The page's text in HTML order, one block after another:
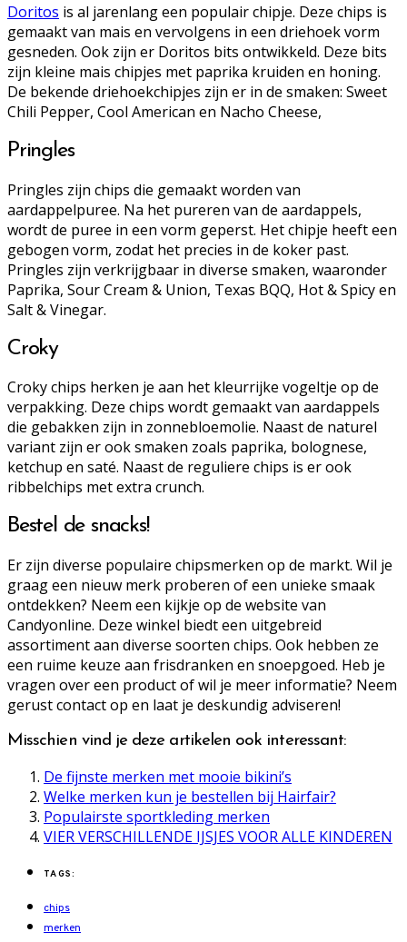
Doritos is al jarenlang een populair chipje. Deze chips is
gemaakt van mais en vervolgens in een driehoek vorm
gesneden. Ook zijn er Doritos bits ontwikkeld. Deze bits
zijn kleine mais chipjes met paprika kruiden en honing.
De bekende driehoekchipjes zijn er in de smaken: Sweet
Chili Pepper, Cool American en Nacho Cheese,
Pringles
Pringles zijn chips die gemaakt worden van
aardappelpuree. Na het pureren van de aardappels,
wordt de puree in een vorm geperst. Het chipje heeft een
gebogen vorm, zodat het precies in de koker past.
Pringles zijn verkrijgbaar in diverse smaken, waaronder
Paprika, Sour Cream & Union, Texas BQQ, Hot & Spicy en
Salt & Vinegar.
Croky
Croky chips herken je aan het kleurrijke vogeltje op de
verpakking. Deze chips wordt gemaakt van aardappels
die gebakken zijn in zonnebloemolie. Naast de naturel
variant zijn er ook smaken zoals paprika, bolognese,
ketchup en saté. Naast de reguliere chips is er ook
ribbelchips met extra crunch.
Bestel de snacks!
Er zijn diverse populaire chipsmerken op de markt. Wil je
graag een nieuw merk proberen of een unieke smaak
ontdekken? Neem een kijkje op de website van
Candyonline. Deze winkel biedt een uitgebreid
assortiment aan diverse soorten chips. Ook hebben ze
een ruime keuze aan frisdranken en snoepgoed. Heb je
vragen over een product of wil je meer informatie? Neem
gerust contact op en laat je deskundig adviseren!
Misschien vind je deze artikelen ook interessant:
De fijnste merken met mooie bikini’s
Welke merken kun je bestellen bij Hairfair?
Populairste sportkleding merken
VIER VERSCHILLENDE IJSJES VOOR ALLE KINDEREN
TAGS:
chips
merken